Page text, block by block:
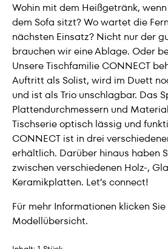
Wohin mit dem Heißgetränk,
dem Sofa sitzt? Wo wartet die
nächsten Einsatz? Nicht nur der
brauchen wir eine Ablage. Oder
Unsere Tischfamilie CONNECT
Auftritt als Solist, wird im Duett
und ist als Trio unschlagbar. Das
Plattendurchmessern und
Tischserie optisch lässig und
CONNECT ist in drei
erhältlich. Darüber hinaus haben
zwischen verschiedenen Holz-,
Keramikplatten. Let’s connect!
Für mehr Informationen klicken
Modellübersicht.